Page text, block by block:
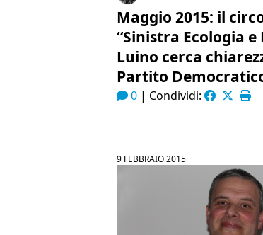
Maggio 2015: il
“Sinistra Ecologia e
Luino cerca
Partito
0| Condividi:
9 FEBBRAIO 2015